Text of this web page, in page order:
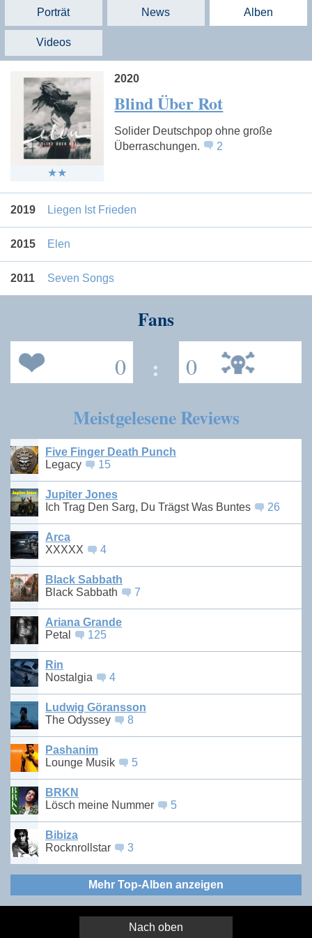
Porträt News Alben
Videos
2020
Blind Über Rot
Solider Deutschpop ohne große
Überraschungen.
2
2019 Liegen Ist Frieden
2015 Elen
2011 Seven Songs
Fans
0 : 0
Meistgelesene Reviews
Five Finger Death Punch
Legacy
15
Jupiter Jones
Ich Trag Den Sarg, Du Trägst Was Buntes
26
Arca
XXXXX
4
Black Sabbath
Black Sabbath
7
Ariana Grande
Petal
125
Rin
Nostalgia
4
Ludwig Göransson
The Odyssey
8
Pashanim
Lounge Musik
5
BRKN
Lösch meine Nummer
5
Bibiza
Rocknrollstar
3
Mehr Top-Alben anzeigen
Nach oben